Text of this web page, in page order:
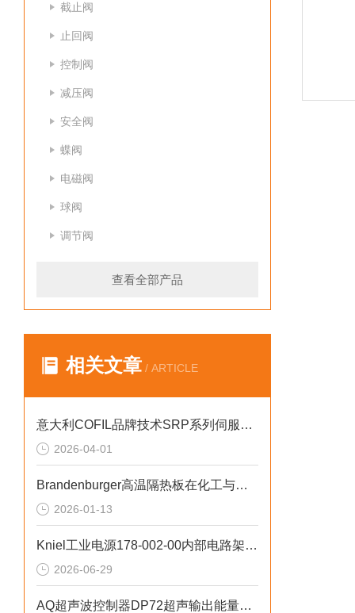
截止阀
止回阀
控制阀
减压阀
安全阀
蝶阀
电磁阀
球阀
调节阀
查看全部产品
相关文章 / ARTICLE
意大利COFIL品牌技术SRP系列伺服滚轮定位器
2026-04-01
Brandenburger高温隔热板在化工与环保行业的应用介绍
2026-01-13
Kniel工业电源178-002-00内部电路架构深度解析
2026-06-29
AQ超声波控制器DP72超声输出能量稳定